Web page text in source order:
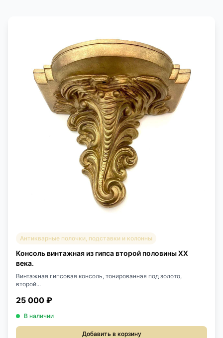
Антикварные полочки, подставки и колонны
Консоль винтажная из гипса второй половины ХХ
века.
Винтажная гипсовая консоль, тонированная под золото,
второй...
25 000 ₽
В наличии
Добавить в корзину